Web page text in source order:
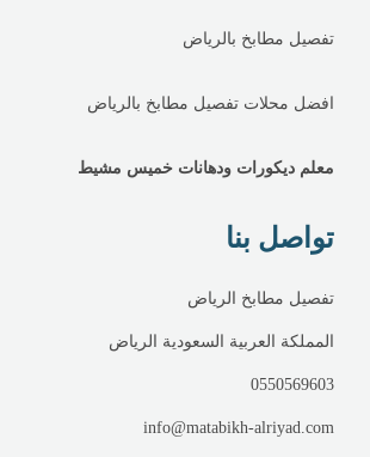
تفصيل مطابخ بالرياض
افضل محلات تفصيل مطابخ بالرياض
معلم ديكورات ودهانات خميس مشيط
تواصل بنا
تفصيل مطابخ الرياض
المملكة العربية السعودية الرياض
0550569603
info@matabikh-alriyad.com